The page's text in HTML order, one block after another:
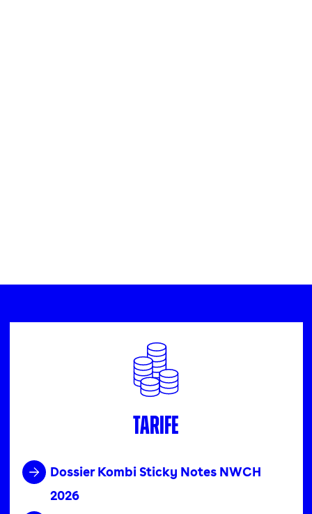
Tarife
Dossier Kombi Sticky Notes NWCH
2026